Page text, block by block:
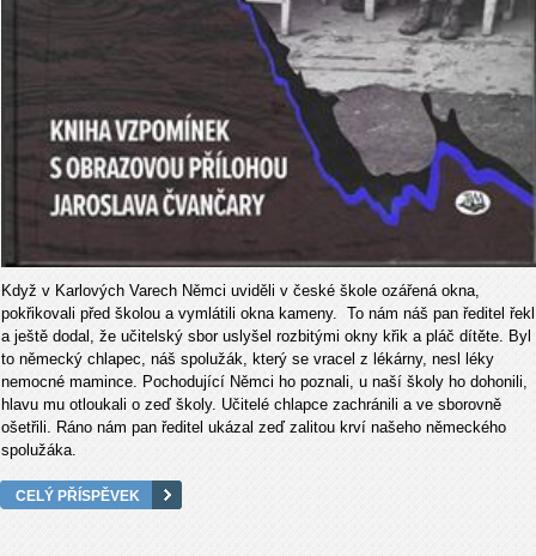
Když v Karlových Varech Němci uviděli v české škole ozářená okna,
pokřikovali před školou a vymlátili okna kameny. To nám náš pan ředitel řekl
a ještě dodal, že učitelský sbor uslyšel rozbitými okny křik a pláč dítěte. Byl
to německý chlapec, náš spolužák, který se vracel z lékárny, nesl léky
nemocné mamince. Pochodující Němci ho poznali, u naší školy ho dohonili,
hlavu mu otloukali o zeď školy. Učitelé chlapce zachránili a ve sborovně
ošetřili. Ráno nám pan ředitel ukázal zeď zalitou krví našeho německého
spolužáka.
CELÝ PŘÍSPĚVEK